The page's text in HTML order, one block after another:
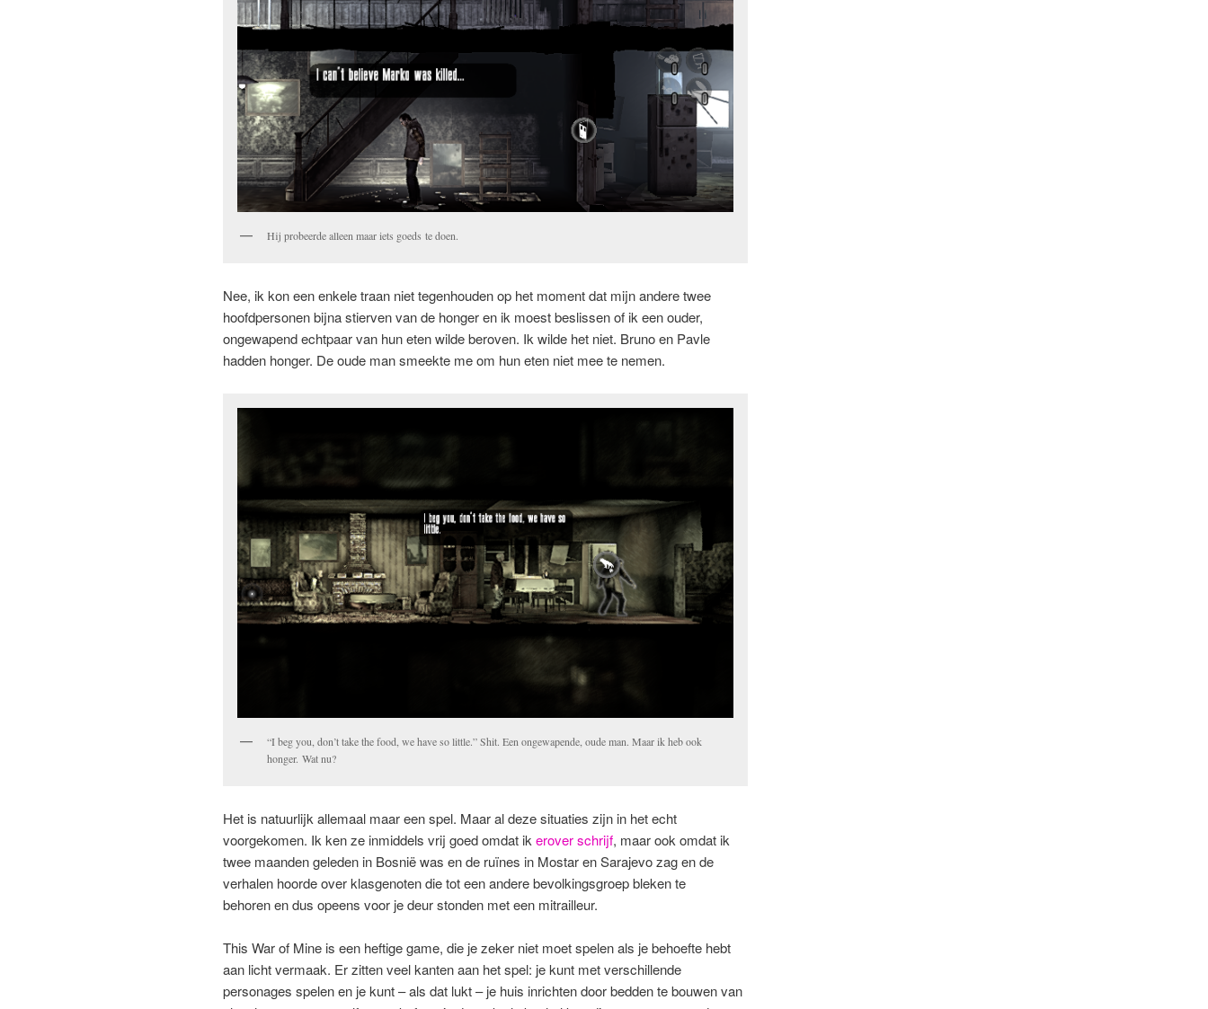
Hij probeerde alleen maar iets goeds te doen.
Nee, ik kon een enkele traan niet tegenhouden op het moment dat mijn andere twee
hoofdpersonen bijna stierven van de honger en ik moest beslissen of ik een ouder,
ongewapend echtpaar van hun eten wilde beroven. Ik wilde het niet. Bruno en Pavle
hadden honger. De oude man smeekte me om hun eten niet mee te nemen.
“I beg you, don’t take the food, we have so little.” Shit. Een ongewapende, oude man. Maar ik heb ook
honger. Wat nu?
Het is natuurlijk allemaal maar een spel. Maar al deze situaties zijn in het echt
voorgekomen. Ik ken ze inmiddels vrij goed omdat ik erover schrijf, maar ook omdat ik
twee maanden geleden in Bosnië was en de ruïnes in Mostar en Sarajevo zag en de
verhalen hoorde over klasgenoten die tot een andere bevolkingsgroep bleken te
behoren en dus opeens voor je deur stonden met een mitrailleur.
This War of Mine is een heftige game, die je zeker niet moet spelen als je behoefte hebt
aan licht vermaak. Er zitten veel kanten aan het spel: je kunt met verschillende
personages spelen en je kunt – als dat lukt – je huis inrichten door bedden te bouwen van